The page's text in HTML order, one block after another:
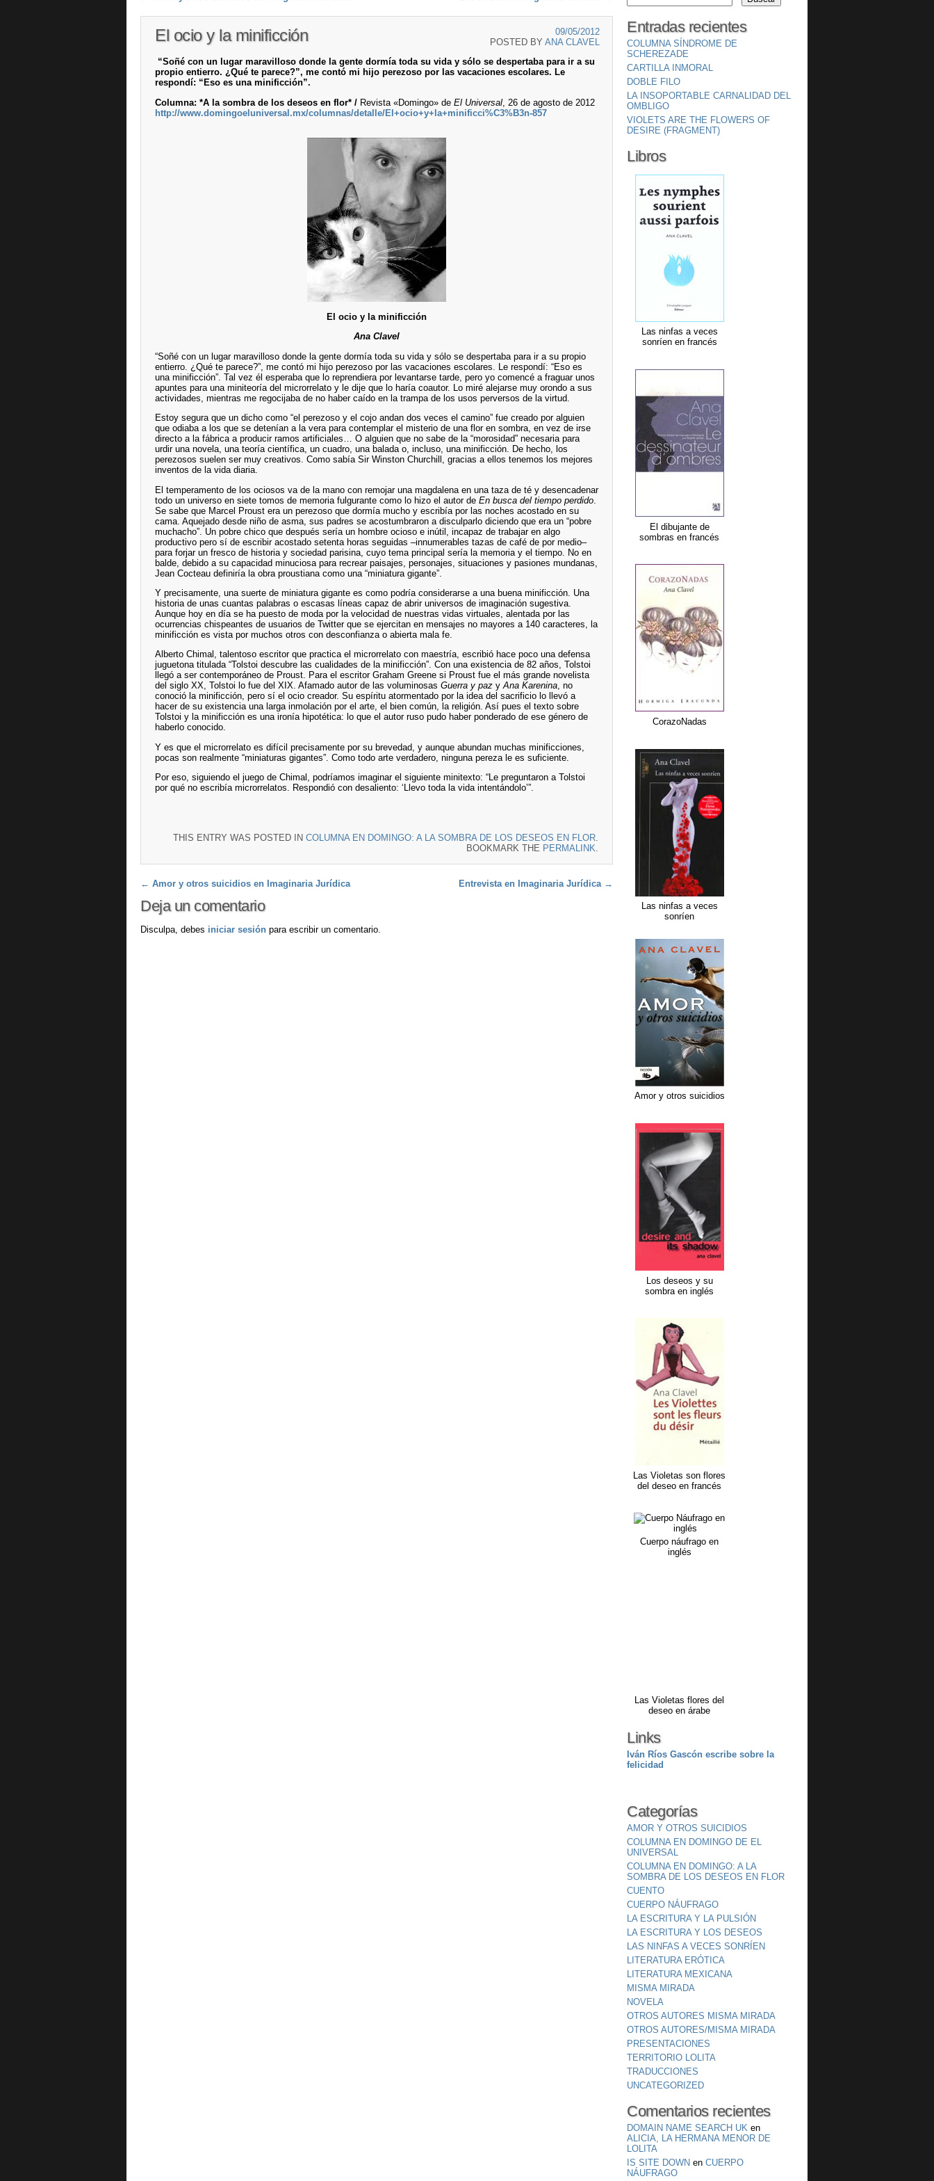
El ocio y la minificción
09/05/2012
POSTED BY ANA CLAVEL
“Soñé con un lugar maravilloso donde la gente dormía toda su vida y sólo se despertaba para ir a su
propio entierro. ¿Qué te parece?”, me contó mi hijo perezoso por las vacaciones escolares. Le
respondí: “Eso es una minificción”.
Columna: *A la sombra de los deseos en flor* / Revista «Domingo» de El Universal , 26 de agosto de 2012
http://www.domingoeluniversal.mx/columnas/detalle/El+ocio+y+la+minificci%C3%B3n-857
El ocio y la minificción
Ana Clavel
“Soñé con un lugar maravilloso donde la gente dormía toda su vida y sólo se despertaba para ir a su propio
entierro. ¿Qué te parece?”, me contó mi hijo perezoso por las vacaciones escolares. Le respondí: “Eso es
una minificción”. Tal vez él esperaba que lo reprendiera por levantarse tarde, pero yo comencé a fraguar unos
apuntes para una miniteoría del microrrelato y le dije que lo haría coautor. Lo miré alejarse muy orondo a sus
actividades, mientras me regocijaba de no haber caído en la trampa de los usos perversos de la virtud.
Estoy segura que un dicho como “el perezoso y el cojo andan dos veces el camino” fue creado por alguien
que odiaba a los que se detenían a la vera para contemplar el misterio de una flor en sombra, en vez de irse
directo a la fábrica a producir ramos artificiales… O alguien que no sabe de la “morosidad” necesaria para
urdir una novela, una teoría científica, un cuadro, una balada o, incluso, una minificción. De hecho, los
perezosos suelen ser muy creativos. Como sabía Sir Winston Churchill, gracias a ellos tenemos los mejores
inventos de la vida diaria.
El temperamento de los ociosos va de la mano con remojar una magdalena en una taza de té y desencadenar
todo un universo en siete tomos de memoria fulgurante como lo hizo el autor de En busca del tiempo perdido
Se sabe que Marcel Proust era un perezoso que dormía mucho y escribía por las noches acostado en su
cama. Aquejado desde niño de asma, sus padres se acostumbraron a disculparlo diciendo que era un “pobre
muchacho”. Un pobre chico que después sería un hombre ocioso e inútil, incapaz de trabajar en algo
productivo pero sí de escribir acostado setenta horas seguidas –innumerables tazas de café de por medio–
para forjar un fresco de historia y sociedad parisina, cuyo tema principal sería la memoria y el tiempo. No en
balde, debido a su capacidad minuciosa para recrear paisajes, personajes, situaciones y pasiones mundanas,
Jean Cocteau definiría la obra proustiana como una “miniatura gigante”.
Y precisamente, una suerte de miniatura gigante es como podría considerarse a una buena minificción. Una
historia de unas cuantas palabras o escasas líneas capaz de abrir universos de imaginación sugestiva.
Aunque hoy en día se ha puesto de moda por la velocidad de nuestras vidas virtuales, alentada por las
ocurrencias chispeantes de usuarios de Twitter que se ejercitan en mensajes no mayores a 140 caracteres, la
minificción es vista por muchos otros con desconfianza o abierta mala fe.
Alberto Chimal, talentoso escritor que practica el microrrelato con maestría, escribió hace poco una defensa
juguetona titulada “Tolstoi descubre las cualidades de la minificción”. Con una existencia de 82 años, Tolstoi
llegó a ser contemporáneo de Proust. Para el escritor Graham Greene si Proust fue el más grande novelista
del siglo XX, Tolstoi lo fue del XIX. Afamado autor de las voluminosas Guerra y paz yAna Karenina, no
conoció la minificción, pero sí el ocio creador. Su espíritu atormentado por la idea del sacrificio lo llevó a
hacer de su existencia una larga inmolación por el arte, el bien común, la religión. Así pues el texto sobre
Tolstoi y la minificción es una ironía hipotética: lo que el autor ruso pudo haber ponderado de ese género de
haberlo conocido.
Y es que el microrrelato es difícil precisamente por su brevedad, y aunque abundan muchas minificciones,
pocas son realmente “miniaturas gigantes”. Como todo arte verdadero, ninguna pereza le es suficiente.
Por eso, siguiendo el juego de Chimal, podríamos imaginar el siguiente minitexto: “Le preguntaron a Tolstoi
por qué no escribía microrrelatos. Respondió con desaliento: ‘Llevo toda la vida intentándolo’”.
THIS ENTRY WAS POSTED IN COLUMNA EN DOMINGO: A LA SOMBRA DE LOS DESEOS EN FLOR.
BOOKMARK THE PERMALINK.
Post navigation
← Amor y otros suicidios en Imaginaria Jurídica Entrevista en Imaginaria Jurídica →
Deja un comentario
Disculpa, debes iniciar sesión para escribir un comentario.
Entradas recientes
COLUMNA SÍNDROME DE
SCHEREZADE
CARTILLA INMORAL
DOBLE FILO
LA INSOPORTABLE CARNALIDAD DEL
OMBLIGO
VIOLETS ARE THE FLOWERS OF
DESIRE (FRAGMENT)
Libros
Las ninfas a veces
sonríen en francés
El dibujante de
sombras en francés
CorazoNadas
Las ninfas a veces
sonríen
Amor y otros suicidios
Los deseos y su
sombra en inglés
Las Violetas son flores
del deseo en francés
Cuerpo náufrago en
inglés
Las Violetas flores del
deseo en árabe
Links
Iván Ríos Gascón escribe sobre la
felicidad
Categorías
AMOR Y OTROS SUICIDIOS
COLUMNA EN DOMINGO DE EL
UNIVERSAL
COLUMNA EN DOMINGO: A LA
SOMBRA DE LOS DESEOS EN FLOR
CUENTO
CUERPO NÁUFRAGO
LA ESCRITURA Y LA PULSIÓN
LA ESCRITURA Y LOS DESEOS
LAS NINFAS A VECES SONRÍEN
LITERATURA ERÓTICA
LITERATURA MEXICANA
MISMA MIRADA
NOVELA
OTROS AUTORES MISMA MIRADA
OTROS AUTORES/MISMA MIRADA
PRESENTACIONES
TERRITORIO LOLITA
TRADUCCIONES
UNCATEGORIZED
Comentarios recientes
DOMAIN NAME SEARCH UK en
ALICIA, LA HERMANA MENOR DE
LOLITA
IS SITE DOWN en CUERPO
NÁUFRAGO